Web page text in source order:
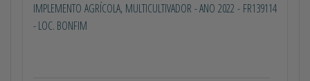
IMPLEMENTO AGRÍCOLA, MULTICULTIVADOR - ANO 2022 - FR139114
- LOC. BONFIM